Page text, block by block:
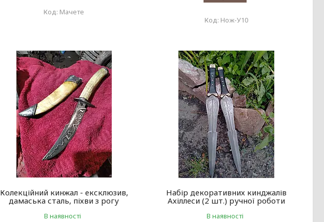
Мачете
Нож-У10
Колекційний кинжал - ексклюзив,
дамаська сталь, піхви з рогу
В наявності
Набір декоративних кинджалів
Ахіллеси (2 шт.) ручної роботи
В наявності